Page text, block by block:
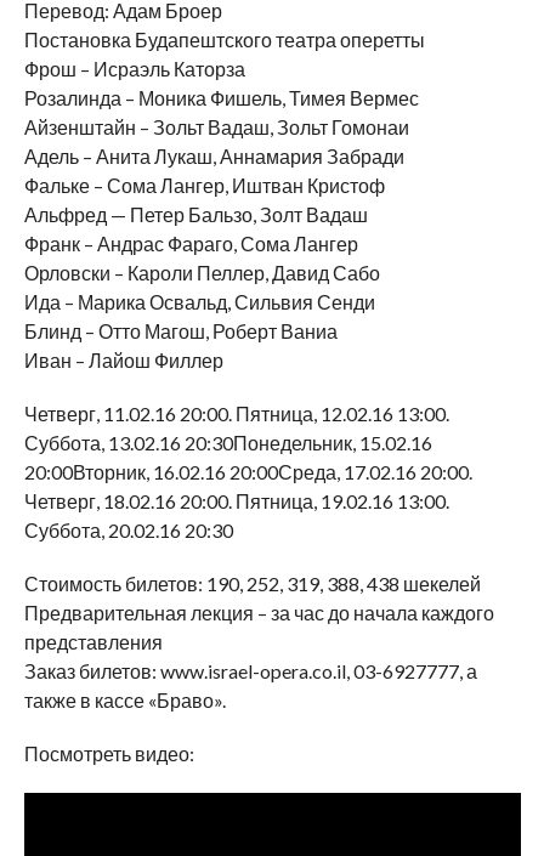
Перевод: Адам Броер
Постановка Будапештского театра оперетты
Фрош – Исраэль Каторза
Розалинда – Моника Фишель, Тимея Вермес
Айзенштайн – Зольт Вадаш, Зольт Гомонаи
Адель – Анита Лукаш, Аннамария Забради
Фальке – Сома Лангер, Иштван Кристоф
Альфред — Петер Бальзо, Золт Вадаш
Франк – Андрас Фараго, Сома Лангер
Орловски – Кароли Пеллер, Давид Сабо
Ида – Марика Освальд, Сильвия Сенди
Блинд ­– Отто Магош, Роберт Ваниа
Иван – Лайош Филлер
Четверг, 11.02.16 20:00. Пятница, 12.02.16 13:00.
Суббота, 13.02.16 20:30Понедельник, 15.02.16
20:00Вторник, 16.02.16 20:00Среда, 17.02.16 20:00.
Четверг, 18.02.16 20:00. Пятница, 19.02.16 13:00.
Суббота, 20.02.16 20:30
Стоимость билетов: 190, 252, 319, 388, 438 шекелей
Предварительная лекция – за час до начала каждого
представления
Заказ билетов: www.israel-opera.co.il, 03-6927777, а
также в кассе «Браво».
Посмотреть видео: